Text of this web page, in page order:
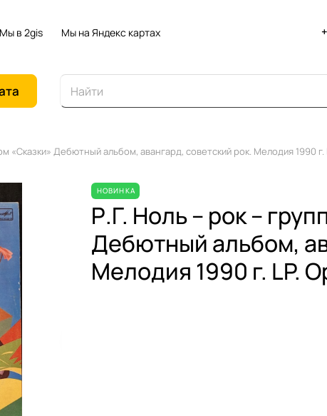
Мы в 2gis Мы на Яндекс картах
«Сказки» Дебютный альбом, авангард, советский рок. Мелодия 1990
НОВИНКА
Р.Г. Ноль – рок –
Дебютный альбом,
Мелодия 1990 г. LP.